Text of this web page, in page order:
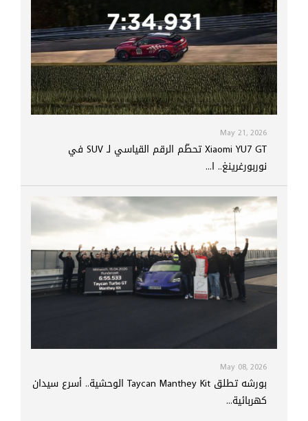
May 21, 2026
Xiaomi YU7 GT تحطّم الرقم القياسي لـ SUV في
نوربورغرينغ.. ا...
May 08, 2026
بورشه تطلق Taycan Manthey Kit الوحشية.. أسرع سيدان
كهربائية...